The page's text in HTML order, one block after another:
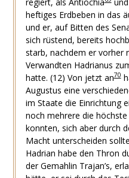
heftiges Erdbeben in das
und er, auf Bitten des
sich rüstend, bereits
starb, nachdem er vorher
Verwandten Hadrianus
hatte. (12) Von jetzt an70
Augustus eine
im Staate die Einrichtung
noch mehrere die
konnten, sich aber durch
Macht unterscheiden
Hadrian habe den Thron
der Gemahlin Trajan’s,